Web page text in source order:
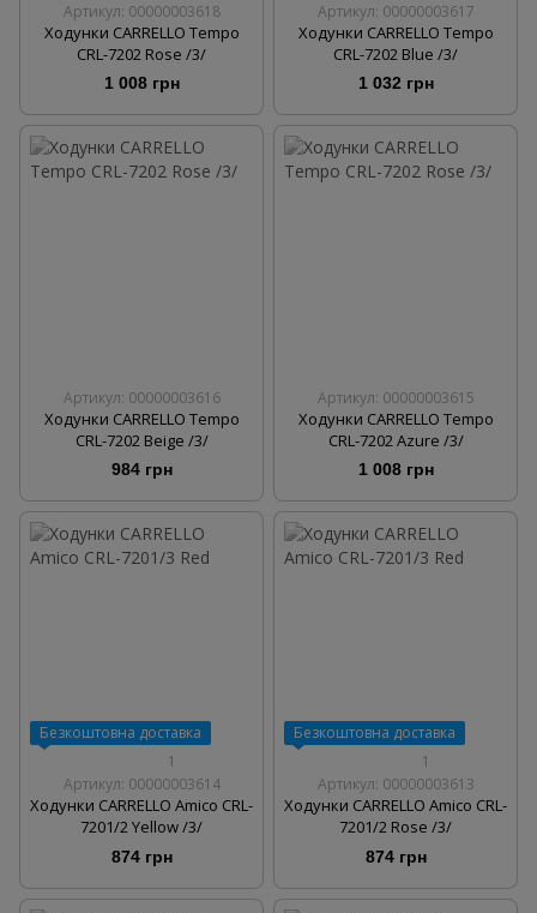
Артикул: 00000003618
Ходунки CARRELLO Tempo
CRL-7202 Rose /3/
1 008 грн
Артикул: 00000003617
Ходунки CARRELLO Tempo
CRL-7202 Blue /3/
1 032 грн
Артикул: 00000003616
Ходунки CARRELLO Tempo
CRL-7202 Beige /3/
984 грн
Артикул: 00000003615
Ходунки CARRELLO Tempo
CRL-7202 Azure /3/
1 008 грн
Безкоштовна доставка
1
Артикул: 00000003614
Ходунки CARRELLO Amico CRL-
7201/2 Yellow /3/
874 грн
Безкоштовна доставка
1
Артикул: 00000003613
Ходунки CARRELLO Amico CRL-
7201/2 Rose /3/
874 грн